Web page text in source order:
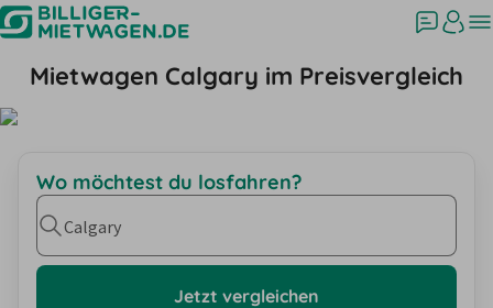
Mietwagen Calgary im Preisvergleich
Wo möchtest du losfahren?
Calgary
Jetzt vergleichen